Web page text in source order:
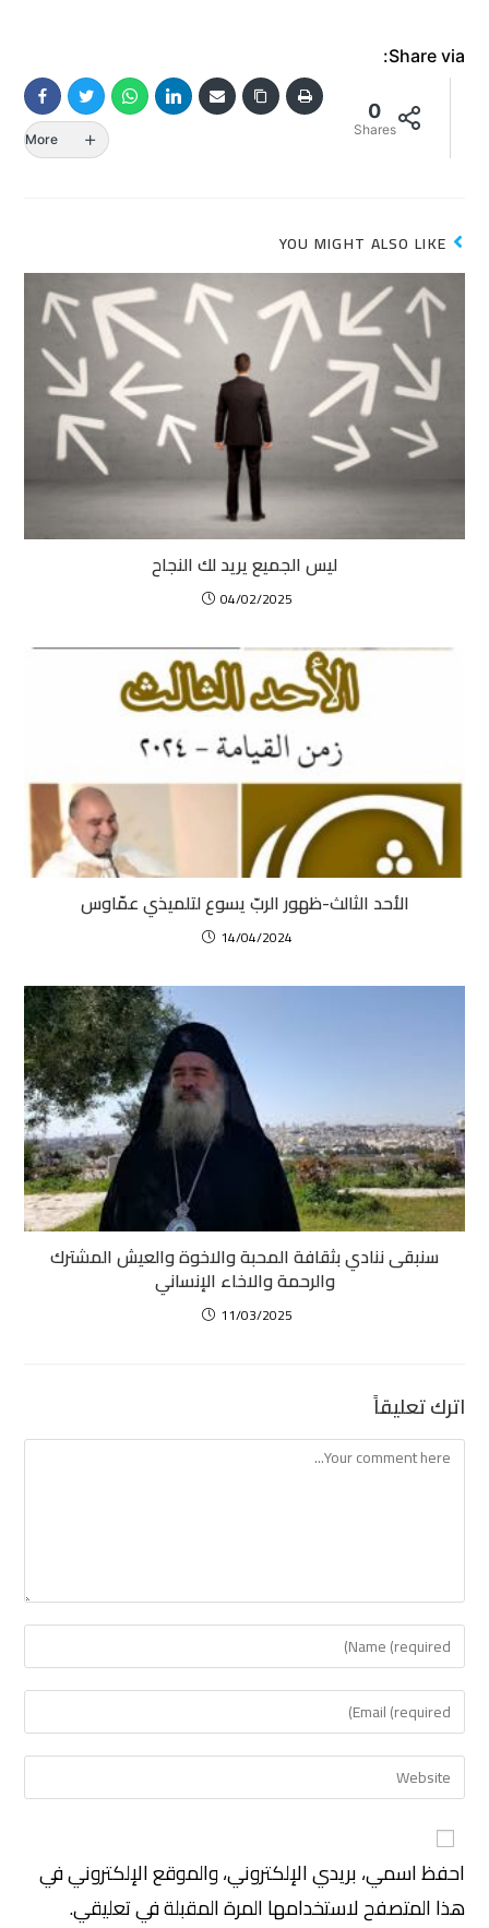
Share via:
0
Shares
More
YOU MIGHT ALSO LIKE
ليس الجميع يريد لك النجاح
04/02/2025
الأحد الثالث-ظهور الربّ يسوع لتلميذي عمّاوس
14/04/2024
سنبقى ننادي بثقافة المحبة والاخوة والعيش المشترك
والرحمة والاخاء الإنساني
11/03/2025
اترك تعليقاً
احفظ اسمي، بريدي الإلكتروني، والموقع الإلكتروني في
هذا المتصفح لاستخدامها المرة المقبلة في تعليقي.